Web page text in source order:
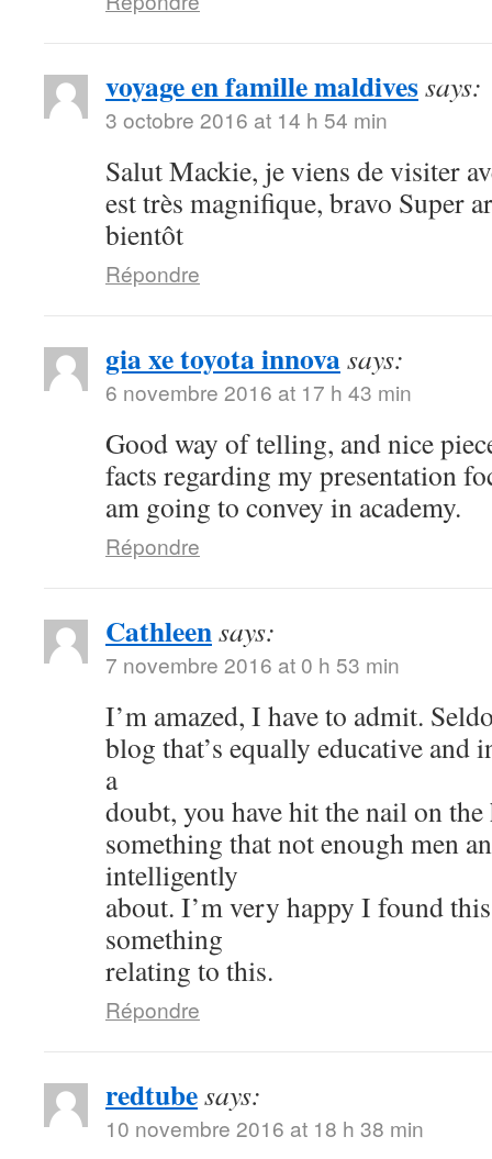
voyage en famille maldivessays:
3 octobre 2016 at 14 h 54 min
Salut Mackie, je viens de visiter
est très magnifique, bravo Super
bientôt
Répondre
gia xe toyota innovasays:
6 novembre 2016 at 17 h 43 min
Good way of telling, and nice
facts regarding my presentation
am going to convey in academy.
Répondre
Cathleensays:
7 novembre 2016 at 0 h 53 min
I’m amazed, I have to admit.
blog that’s equally educative and
a
doubt, you have hit the nail on the
something that not enough men
intelligently
about. I’m very happy I found
something
relating to this.
Répondre
redtubesays:
10 novembre 2016 at 18 h 38 min